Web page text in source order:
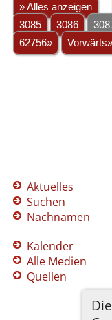
» Alles anzeigen
3085
3086
62756»
Vorwärts»
Aktuelles
Suchen
Nachnamen
Kalender
Alle Medien
Quellen